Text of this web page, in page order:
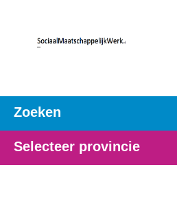
Zoeken
Selecteer provincie